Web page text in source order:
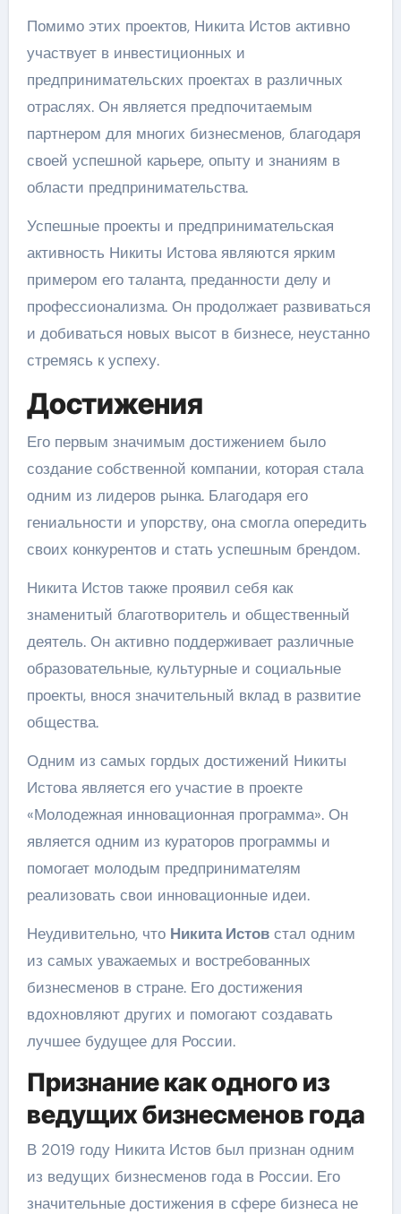
Помимо этих проектов, Никита Истов активно
участвует в инвестиционных и
предпринимательских проектах в различных
отраслях. Он является предпочитаемым
партнером для многих бизнесменов, благодаря
своей успешной карьере, опыту и знаниям в
области предпринимательства.
Успешные проекты и предпринимательская
активность Никиты Истова являются ярким
примером его таланта, преданности делу и
профессионализма. Он продолжает развиваться
и добиваться новых высот в бизнесе, неустанно
стремясь к успеху.
Достижения
Его первым значимым достижением было
создание собственной компании, которая стала
одним из лидеров рынка. Благодаря его
гениальности и упорству, она смогла опередить
своих конкурентов и стать успешным брендом.
Никита Истов также проявил себя как
знаменитый благотворитель и общественный
деятель. Он активно поддерживает различные
образовательные, культурные и социальные
проекты, внося значительный вклад в развитие
общества.
Одним из самых гордых достижений Никиты
Истова является его участие в проекте
«Молодежная инновационная программа». Он
является одним из кураторов программы и
помогает молодым предпринимателям
реализовать свои инновационные идеи.
Неудивительно, что Никита Истовстал одним
из самых уважаемых и востребованных
бизнесменов в стране. Его достижения
вдохновляют других и помогают создавать
лучшее будущее для России.
Признание как одного из
ведущих бизнесменов года
В 2019 году Никита Истов был признан одним
из ведущих бизнесменов года в России. Его
значительные достижения в сфере бизнеса не